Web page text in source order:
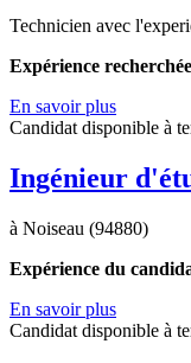
Technicien avec
Expérience
En savoir plus
Candidat disponible à
Ingénieur
à Noiseau (94880)
Expérience du
En savoir plus
Candidat disponible à